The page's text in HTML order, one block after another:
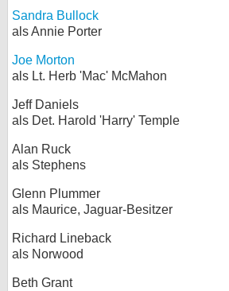
Sandra Bullock
als Annie Porter
Joe Morton
als Lt. Herb 'Mac' McMahon
Jeff Daniels
als Det. Harold 'Harry' Temple
Alan Ruck
als Stephens
Glenn Plummer
als Maurice, Jaguar-Besitzer
Richard Lineback
als Norwood
Beth Grant